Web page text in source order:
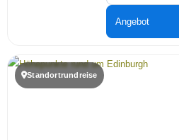
Angebot
Standortrundreise